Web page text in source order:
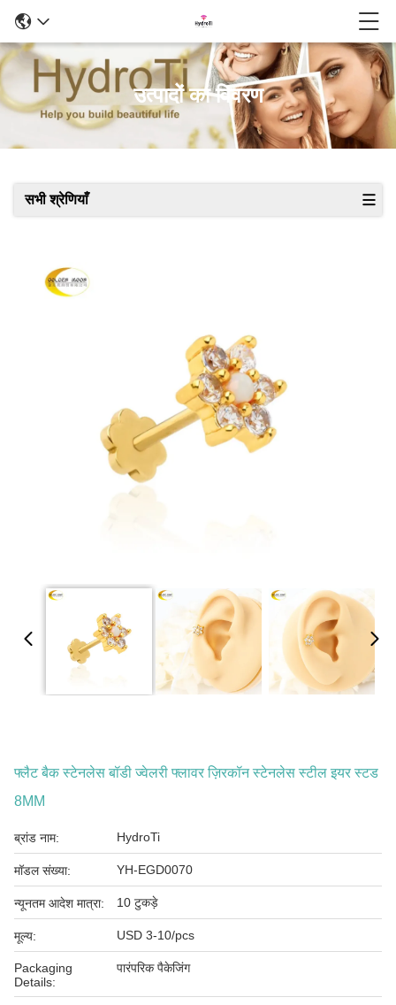
उत्पादों का विवरण
सभी श्रेणियाँ
फ्लैट बैक स्टेनलेस बॉडी ज्वेलरी फ्लावर ज़िरकॉन स्टेनलेस स्टील इयर स्टड
8MM
ब्रांड नाम: HydroTi
मॉडल संख्या: YH-EGD0070
न्यूनतम आदेश मात्रा: 10 टुकड़े
मूल्य: USD 3-10/pcs
Packaging
Details:
पारंपरिक पैकेजिंग